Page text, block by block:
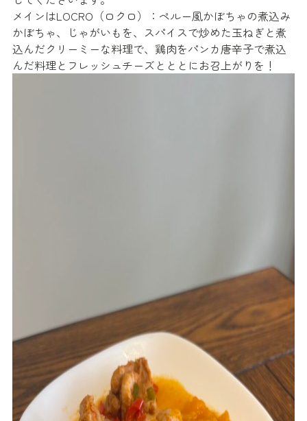
メインはLOCRO（ロクロ）：ペルー風かぼちゃの煮込み
かぼちゃ、じゃがいもを、スパイスで炒めた玉ねぎと煮
込んだクリーミーな料理で、鶏肉をパンカ唐辛子で煮込
んだ料理とフレッシュチーズとととにお召上がりを！